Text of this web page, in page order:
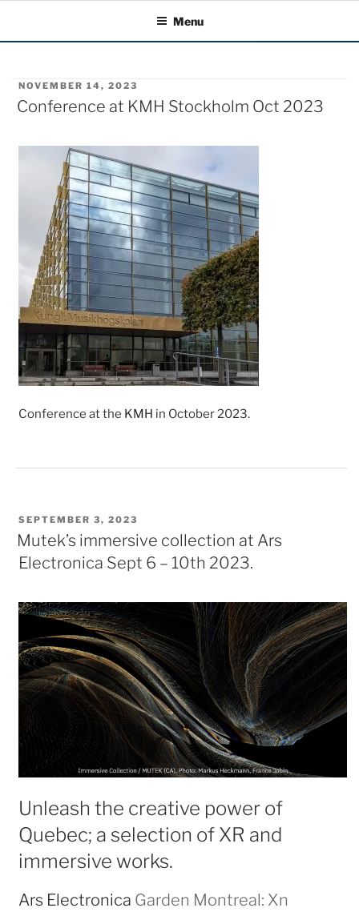
Menu
POSTED
ON
NOVEMBER 14, 2023
Conference at KMH Stockholm Oct 2023
Conference at the KMH in October 2023.
POSTED
ON
SEPTEMBER 3, 2023
Mutek’s immersive collection at Ars
Electronica Sept 6 – 10th 2023.
Unleash the creative power of
Quebec; a selection of XR and
immersive works.
Ars Electronica Garden Montreal: Xn
Posts